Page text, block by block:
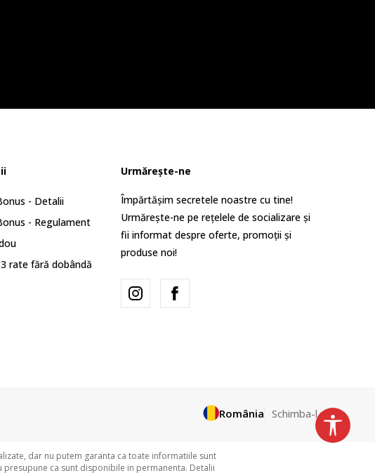
- Detalii
- Regulament
rate fără dobândă
Urmărește-ne
Împărtășim secretele noastre cu tine!
Urmărește-ne pe rețelele de socializare și
fii informat despre oferte, promoții și
produse noi!
România Schimba-l
dar nu putem garanta ca toate informatiile sunt
ca sunt disponibile in permanenta. Detalii